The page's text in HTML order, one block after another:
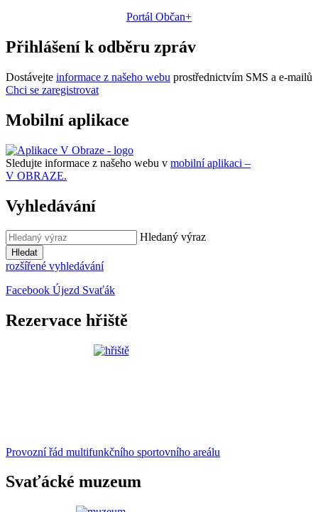
Portál Občan+
Přihlášení k odběru zpráv
Dostávejte informace z našeho webu prostřednictvím SMS a e-mailů
Chci se zaregistrovat
Mobilní aplikace
Sledujte informace z našeho webu v mobilní aplikaci –
V OBRAZE.
Vyhledávání
Hledaný výraz
Hledat
rozšířené vyhledávání
Facebook Újezd Svaťák
Rezervace hřiště
Provozní řád multifunkčního sportovního areálu
Svaťácké muzeum